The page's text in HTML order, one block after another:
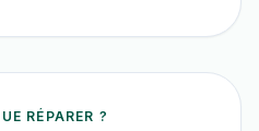
RÉPARER ?